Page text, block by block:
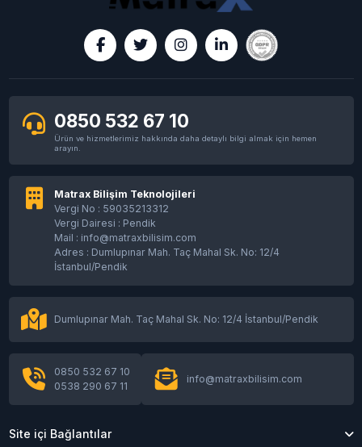
0850 532 67 10
Ürün ve hizmetlerimiz hakkında daha detaylı bilgi almak için hemen
arayın.
Matrax Bilişim Teknolojileri
Vergi No : 59035213312
Vergi Dairesi : Pendik
Mail : info@matraxbilisim.com
Adres : Dumlupınar Mah. Taç Mahal Sk. No: 12/4
İstanbul/Pendik
Dumlupınar Mah. Taç Mahal Sk. No: 12/4 İstanbul/Pendik
0850 532 67 10
0538 290 67 11
info@matraxbilisim.com
Site içi Bağlantılar